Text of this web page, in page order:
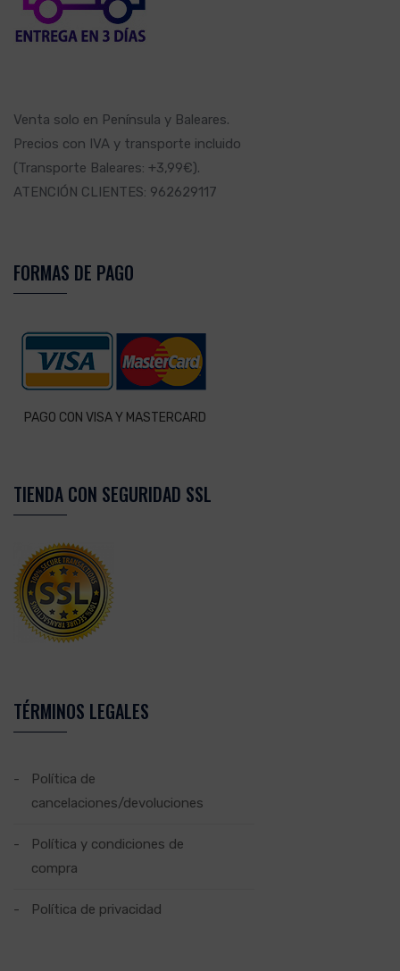
Venta solo en Península y Baleares.
Precios con IVA y transporte incluido
(Transporte Baleares: +3,99€).
ATENCIÓN CLIENTES: 962629117
FORMAS DE PAGO
PAGO CON VISA Y MASTERCARD
TIENDA CON SEGURIDAD SSL
TÉRMINOS LEGALES
Política de
cancelaciones/devoluciones
Política y condiciones de
compra
Política de privacidad